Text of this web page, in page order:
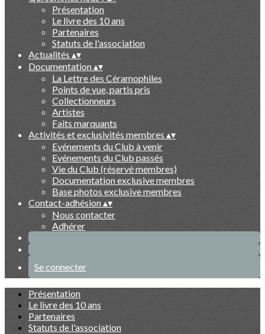
Présentation
Le livre des 10 ans
Partenaires
Statuts de l'association
Actualités ▴▾
Documentation▴▾
La Lettre des Céramophiles
Points de vue, partis pris
Collectionneurs
Artistes
Faits marquants
Activités et exclusivités membres ▴▾
Evénements du Club à venir
Evénements du Club passés
Vie du Club (réservé membres)
Documentation exclusive membres
Base photos exclusive membres
Contact-adhésion▴▾
Nous contacter
Adhérer
Se connecter
Présentation
Le livre des 10 ans
Partenaires
Statuts de l'association